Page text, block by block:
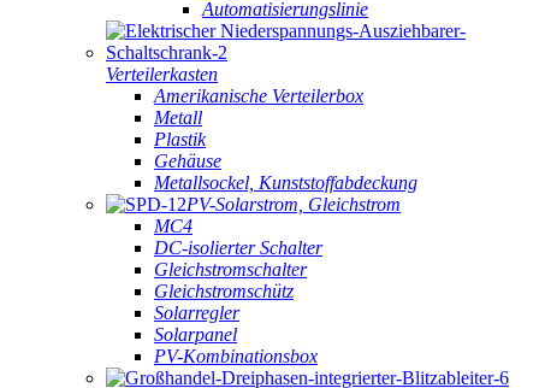
Automatisierungslinie
Verteilerkasten
Amerikanische Verteilerbox
Metall
Plastik
Gehäuse
Metallsockel, Kunststoffabdeckung
PV-Solarstrom, Gleichstrom
MC4
DC-isolierter Schalter
Gleichstromschalter
Gleichstromschütz
Solarregler
Solarpanel
PV-Kombinationsbox